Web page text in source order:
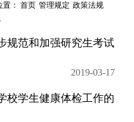
： 首页 管理规定 政策法规
规范和加强研究生考试
2019-03-17
校学生健康体检工作的